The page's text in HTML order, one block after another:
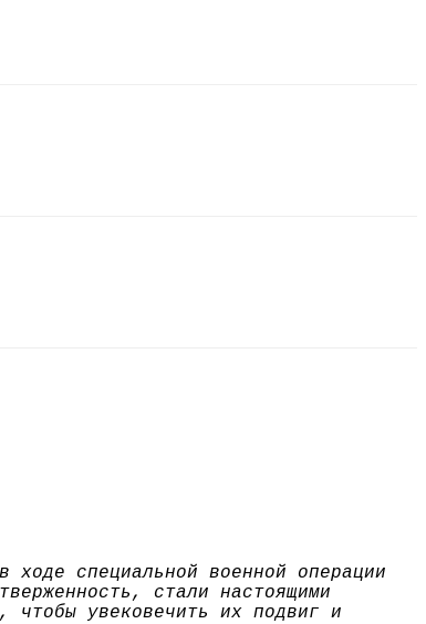
специальной военной операции
стали настоящими
чтобы увековечить их подвиг и